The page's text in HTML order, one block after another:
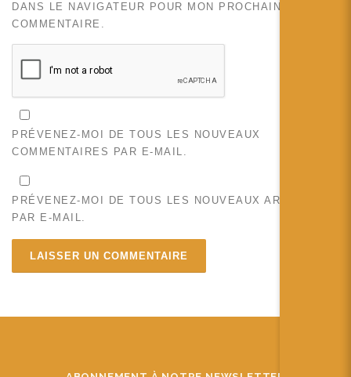
DANS LE NAVIGATEUR POUR MON PROCHAIN
COMMENTAIRE.
PRÉVENEZ-MOI DE TOUS LES NOUVEAUX
COMMENTAIRES PAR E-MAIL.
PRÉVENEZ-MOI DE TOUS LES NOUVEAUX ARTICLES
PAR E-MAIL.